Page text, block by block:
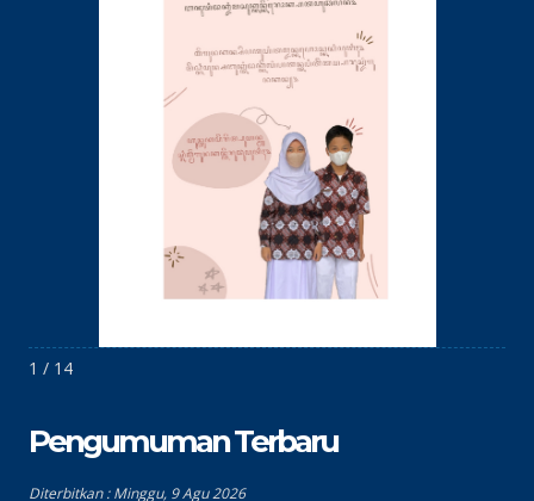
1 / 14
Pengumuman Terbaru
Diterbitkan :Minggu, 9 Agu 2026